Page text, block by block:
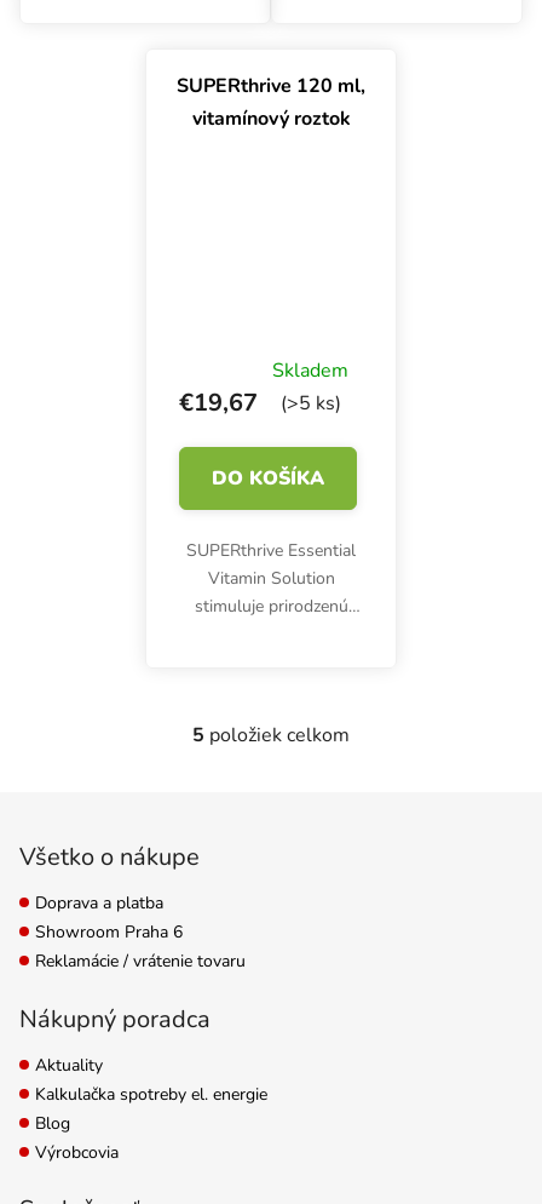
účinky stresu...
Okrem všeobecnej
podpory eliminuje aj
účinky stresu...
SUPERthrive 120 ml,
vitamínový roztok
Skladem
(>5 ks)
€19,67
DO KOŠÍKA
SUPERthrive Essential
Vitamin Solution
stimuluje prirodzenú
podpory eliminuje ajOvládacie prvky výpisu
5 položiek celkom
Všetko o nákupe
Doprava a platba
Showroom Praha 6
Reklamácie / vrátenie tovaru
Nákupný poradca
Aktuality
Kalkulačka spotreby el. energie
Blog
Výrobcovia